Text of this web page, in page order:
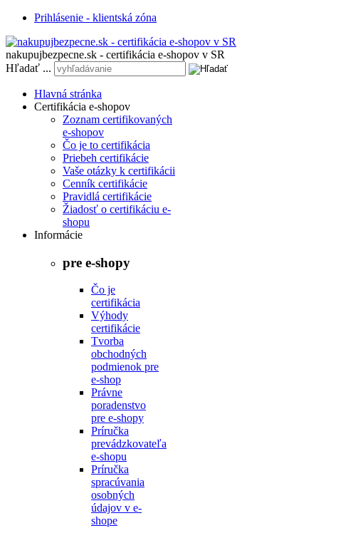
Prihlásenie - klientská zóna
nakupujbezpecne.sk - certifikácia e-shopov v SR
Hľadať ...
Hlavná stránka
Certifikácia e-shopov
Zoznam certifikovaných
e-shopov
Čo je to certifikácia
Priebeh certifikácie
Vaše otázky k certifikácii
Cenník certifikácie
Pravidlá certifikácie
Žiadosť o certifikáciu e-
shopu
Informácie
pre e-shopy
Čo je
certifikácia
Výhody
certifikácie
Tvorba
obchodných
podmienok pre
e-shop
Právne
poradenstvo
pre e-shopy
Príručka
prevádzkovateľa
e-shopu
Príručka
spracúvania
osobných
údajov v e-
shope